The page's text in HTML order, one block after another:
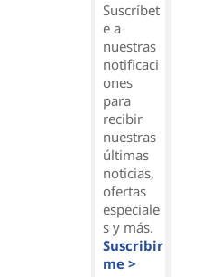
Suscríbet
e a
nuestras
notificaci
ones
para
recibir
nuestras
últimas
noticias,
ofertas
especiale
s y más.
Suscribir
me >